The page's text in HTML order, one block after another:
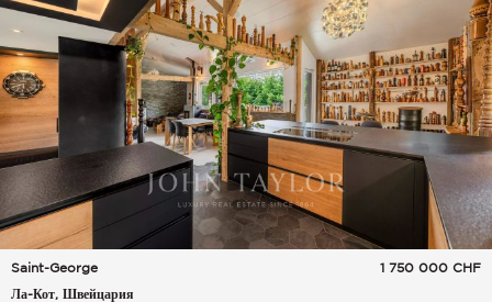
Saint-George
Ла-Кот, Швейцария
1 750 000 CHF